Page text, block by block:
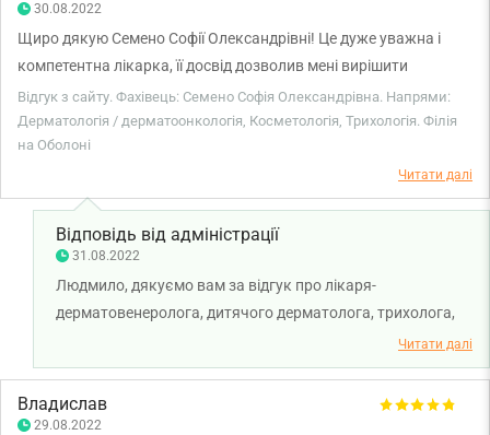
30.08.2022
Щиро дякую Семено Софії Олександрівні! Це дуже уважна і
компетентна лікарка, її досвід дозволив мені вирішити
надзвичайно важку проблему. Її увага та бажання допомогти
зробили процес лікування легким та результативним. Дякую,
Софіє Олександрівно!
Відгук з сайту. Фахівець: Семено Софія Олександрівна. Напрями:
Дерматологія / дерматоонкологія, Косметологія, Трихологія. Філія
на Оболоні
Читати далі
Відповідь від адміністрації
31.08.2022
Людмило, дякуємо вам за відгук про лікаря-
дерматовенеролога, дитячого дерматолога, трихолога,
косметолога Семено Софію Олександрівну. Бажаємо вам
міцного здоров'я та всього найкращого!
Читати далі
Владислав
29.08.2022